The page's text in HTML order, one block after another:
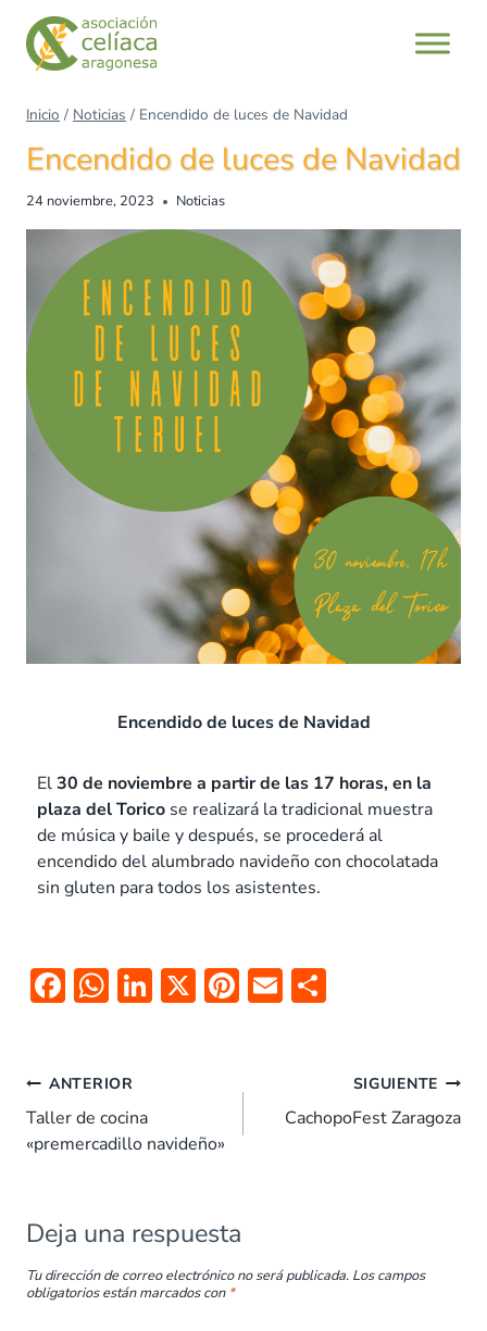
Inicio / Noticias / Encendido de luces de Navidad
Encendido de luces de Navidad
24 noviembre, 2023 Noticias
Encendido de luces de Navidad
El30 de noviembre a partir de las 17 horas, en la
plaza delTorico se realizará la tradicional muestra
de música y baile y después, se procederá al
encendido del alumbrado navideño con chocolatada
sin gluten para todos los asistentes.
F
b
o
o
W
s
A
p
Li
dI
n
X Pi
es
t
E
ar
ANTERIOR
Taller de cocina
«premercadillo navideño»
SIGUIENTE
CachopoFest Zaragoza
Deja una respuesta
Tu dirección de correo electrónico no será publicada. Los campos
obligatorios están marcados con *